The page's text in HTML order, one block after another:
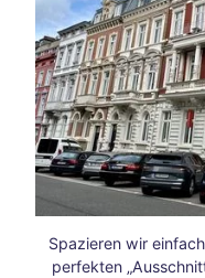
Häuserreihe mit bunten, eleganten Fassaden an einer Straße mit geparkten Autos.
Spazieren wir
perfekten